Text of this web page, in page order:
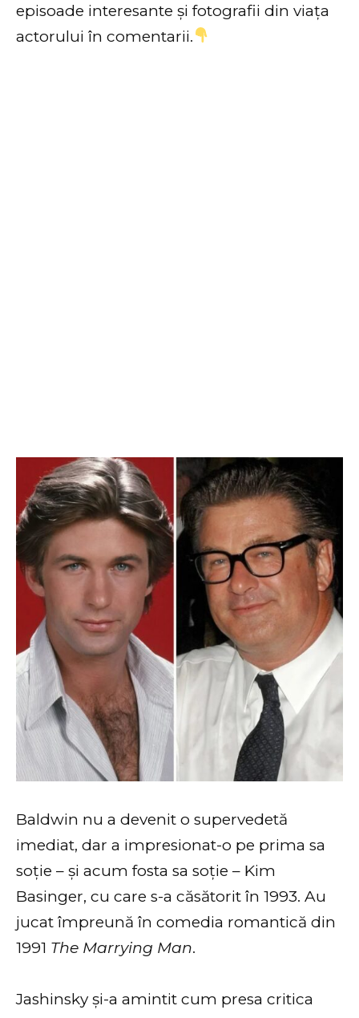
episoade interesante și fotografii din viața
actorului în comentarii.
Baldwin nu a devenit o supervedetă
imediat, dar a impresionat-o pe prima sa
soție – și acum fosta sa soție – Kim
Basinger, cu care s-a căsătorit în 1993. Au
jucat împreună în comedia romantică din
1991 The Marrying Man.
Jashinsky și-a amintit cum presa critica